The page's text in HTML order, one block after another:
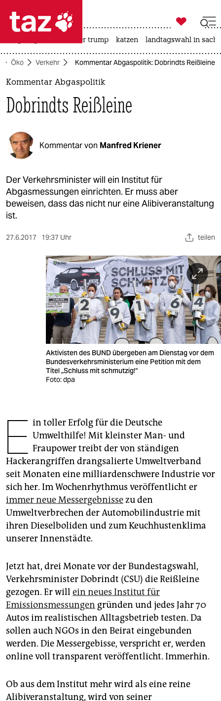
 taz zahl ich
taz zahl ich
politik
öko
gesellschaft
kultur
sport
wahrheit
veranstaltungen
fragen & hilfe
genossenschaft
epaper login

taz zahl ich
usa unter trump katzen landtagswahl in
Öko Verkehr Kommentar Abgaspolitik: Dobrindts Reißleine
Kommentar Abgaspolitik
Dobrindts Reißleine
Kommentar von Manfred Kriener
Der Verkehrsminister will ein Institut für
Abgasmessungen einrichten. Er muss aber
beweisen, dass das nicht nur eine Alibiveranstaltung
ist.
27.6.2017 19:37 Uhr teilen
Aktivisten des BUND übergeben am Dienstag vor dem
Bundesverkehrsministerium eine Petition mit dem
Titel „Schluss mit schmutzig!“
Foto: dpa
E in toller Erfolg für die Deutsche
Umwelthilfe! Mit kleinster Man- und
Fraupower treibt der von ständigen
Hackerangriffen drangsalierte Umweltverband
seit Monaten eine milliardenschwere Industrie vor
sich her. Im Wochenrhythmus veröffentlicht er
immer neue Messergebnissezu den
Umweltverbrechen der Automobilindustrie mit
ihren Dieselboliden und zum Keuchhustenklima
unserer Innenstädte.
Jetzt hat, drei Monate vor der Bundestagswahl,
Verkehrsminister Dobrindt (CSU) die Reißleine
gezogen. Er will ein neues Institut für
Emissionsmessungen gründen und jedes Jahr 70
Autos im realistischen Alltagsbetrieb testen. Da
sollen auch NGOs in den Beirat eingebunden
werden. Die Messergebisse, verspricht er, werden
online voll transparent veröffentlicht. Immerhin.
Ob aus dem Institut mehr wird als eine reine
Alibiveranstaltung, wird von seiner